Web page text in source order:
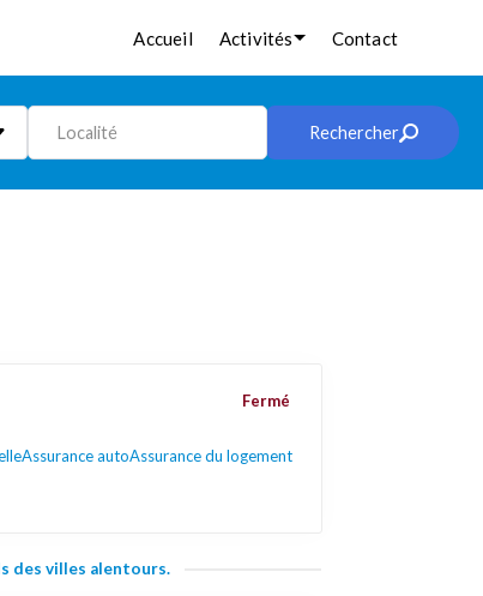
Accueil Activités Contact
Localité Rechercher
Assurance autoAssurance du logement
Fermé
des villes alentours.